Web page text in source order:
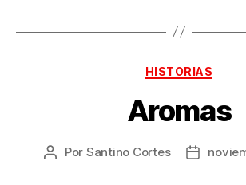
Categorías
HISTORIAS
Aromas
Autor
Por Santino Cortes
Fecha